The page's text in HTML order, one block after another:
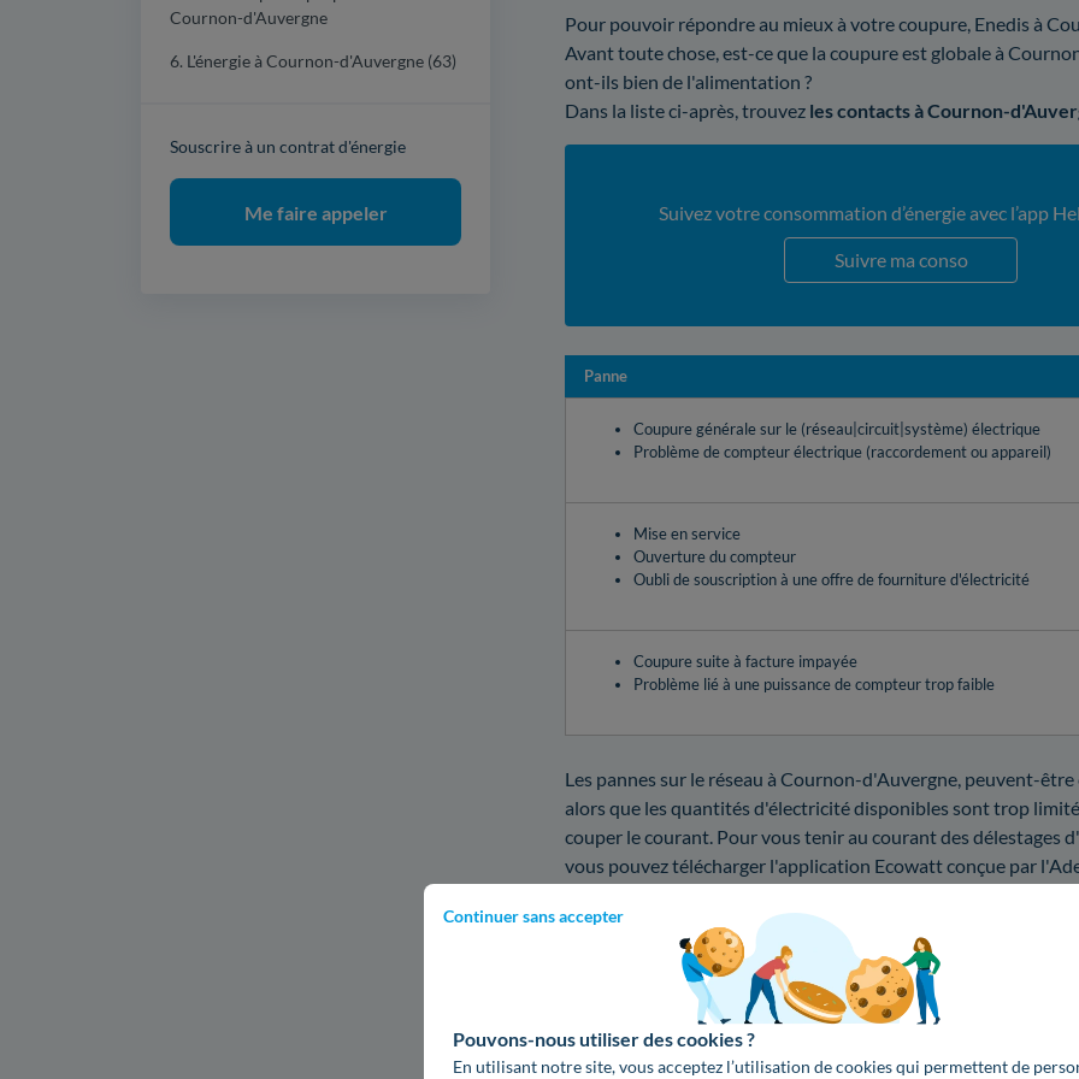
Continuer sans accepter
Pouvons-nous utiliser des cookies ?
En utilisant notre site, vous acceptez l’utilisation de cookies qui permettent de
Cournon-d'Auvergne
6. L'énergie à Cournon-d'Auvergne (63)
Souscrire à un contrat d'énergie
Me faire appeler
Pour pouvoir répondre au mieux à votre coupure, Enedis à
Avant toute chose, est-ce que la coupure est globale à
ont-ils bien de l'alimentation ?
Dans la liste ci-après, trouvez les contacts à Cournon-
Suivez votre consommation d’énergie avec l’app
Suivre ma conso
Panne
Coupure générale sur le (réseau|circuit|système) électrique
Problème de compteur électrique (raccordement ou appareil)
Mise en service
Ouverture du compteur
Oubli de souscription à une offre de fourniture d'électricité
Coupure suite à facture impayée
Problème lié à une puissance de compteur trop faible
Les pannes sur le réseau à Cournon-d'Auvergne, peuvent-
alors que les quantités d'électricité disponibles sont trop
couper le courant. Pour vous tenir au courant des délestages
vous pouvez télécharger l'application Ecowatt conçue par
d'électricité pour échapper à une interruption d'électricité
sont pas identiques en fonction du problème que vous devez
Panne d'électricité au 63800 : quel est le coût
Vous désirez connaître les prix d'un dépannage d'électricité